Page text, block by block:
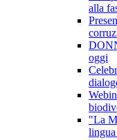
alla
oggi
"La